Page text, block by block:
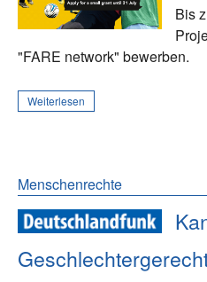
Bis
"FARE network" bewerben.
Weiterlesen
Menschenrechte